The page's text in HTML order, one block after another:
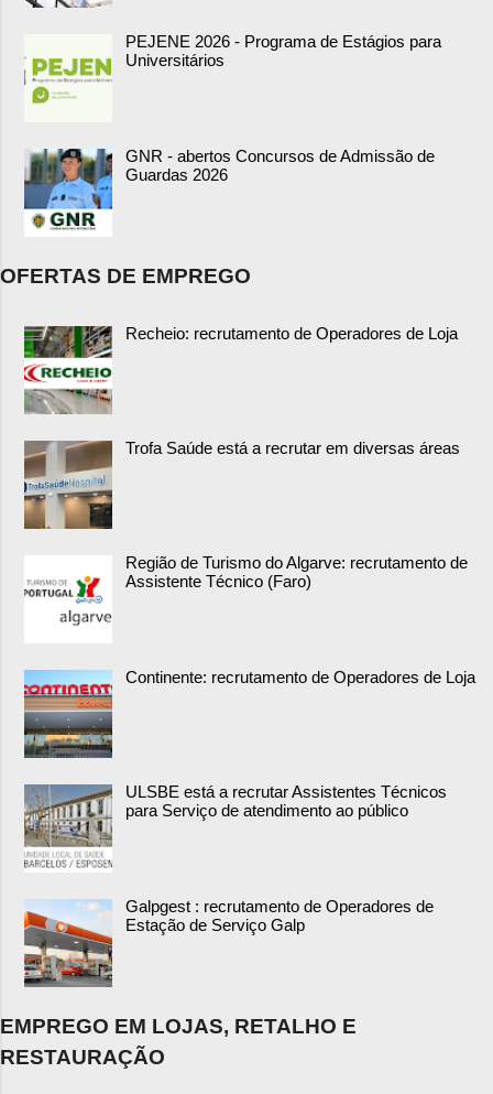
PEJENE 2026 - Programa de Estágios para
Universitários
GNR - abertos Concursos de Admissão de
Guardas 2026
OFERTAS DE EMPREGO
Recheio: recrutamento de Operadores de Loja
Trofa Saúde está a recrutar em diversas áreas
Região de Turismo do Algarve: recrutamento de
Assistente Técnico (Faro)
Continente: recrutamento de Operadores de Loja
ULSBE está a recrutar Assistentes Técnicos
para Serviço de atendimento ao público
Galpgest : recrutamento de Operadores de
Estação de Serviço Galp
EMPREGO EM LOJAS, RETALHO E
RESTAURAÇÃO